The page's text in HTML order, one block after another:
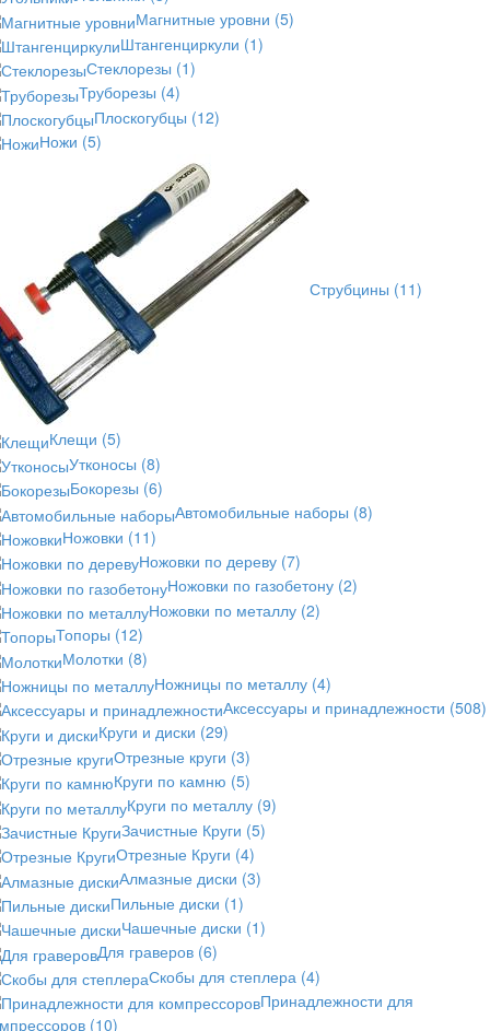
Магнитные уровни (5)
Штангенциркули (1)
Стеклорезы (1)
Труборезы (4)
Плоскогубцы (12)
Ножи (5)
Струбцины (11)
Клещи (5)
Утконосы (8)
Бокорезы (6)
Автомобильные наборы (8)
Ножовки (11)
Ножовки по дереву (7)
Ножовки по газобетону (2)
Ножовки по металлу (2)
Топоры (12)
Молотки (8)
Ножницы по металлу (4)
Аксессуары и принадлежности (508)
Круги и диски (29)
Отрезные круги (3)
Круги по камню (5)
Круги по металлу (9)
Зачистные Круги (5)
Отрезные Круги (4)
Алмазные диски (3)
Пильные диски (1)
Чашечные диски (1)
Для граверов (6)
Скобы для степлера (4)
Принадлежности для
(10)